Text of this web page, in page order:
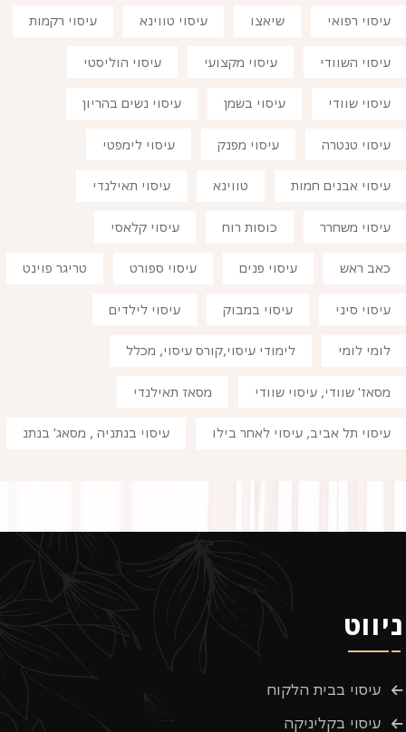
עיסוי רפואי שיאצו עיסוי טווינא עיסוי רקמות
עיסוי השוודי עיסוי מקצועי עיסוי הוליסטי
עיסוי שוודי עיסוי בשמן עיסוי נשים בהריון
עיסוי טנטרה עיסוי מפנק עיסוי לימפטי
עיסוי אבנים חמות טווינא עיסוי תאילנדי
עיסוי משחרר כוסות רוח עיסוי קלאסי
כאב ראש עיסוי פנים עיסוי ספורט טריגר פוינט
עיסוי סיני עיסוי במבוק עיסוי לילדים
לומי לומי לימודי עיסוי,קורס עיסוי, מכלל
מסאז' שוודי, עיסוי שוודי מסאז תאילנדי
עיסוי תל אביב, עיסוי לאחר בילו עיסוי בנתניה , מסאג' בנתנ
ניווט
עיסוי בבית הלקוח
עיסוי בקליניקה